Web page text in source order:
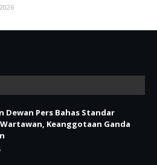
Dewan Pers Bahas Standar
Keanggotaan Ganda